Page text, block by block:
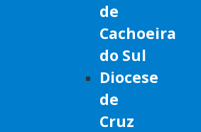
de
Cachoeira
do Sul
Diocese
de
Cruz